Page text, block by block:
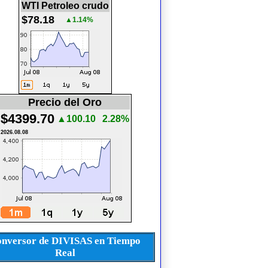
WTI Petroleo crudo
$78.18 ▲1.14%
Precio del Oro
$4399.70 ▲100.10 2.28%
2026.08.08
de DIVISAS en Tiempo
Real